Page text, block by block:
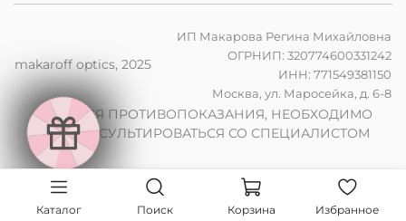
makaroff optics, 2025
ИП Макарова Регина Михайловна
ОГРНИП: 320774600331242
ИНН: 771549381150
Москва, ул. Маросейка, д. 6-8
ИМЕЮТСЯ ПРОТИВОПОКАЗАНИЯ, НЕОБХОДИМО
ПРОКОНСУЛЬТИРОВАТЬСЯ СО СПЕЦИАЛИСТОМ
Каталог Поиск Корзина Избранное
2
0
%
н
а
к
о
м
п
ь
ю
т
е
р
н
ы
е
л
и
н
з
ы
п
р
и
з
а
к
а
з
е
о
ч
к
о
в
2
0
%
н
а
ф
о
т
о
х
р
о
м
н
ые
л
и
н
з
ы
п
ри
з
а
к
а
з
е
о
ч
к
о в
в